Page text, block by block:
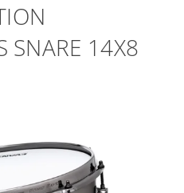
SNARE 14X8